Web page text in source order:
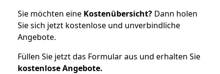
Sie möchten eine Kostenübersicht? Dann holen
Sie sich jetzt kostenlose und unverbindliche
Angebote.
Füllen Sie jetzt das Formular aus und erhalten Sie
kostenloseAngebote.